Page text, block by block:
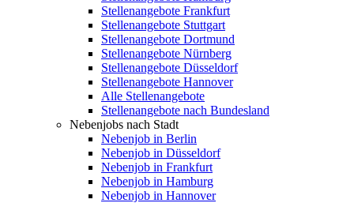
Stellenangebote Frankfurt
Stellenangebote Stuttgart
Stellenangebote Dortmund
Stellenangebote Nürnberg
Stellenangebote Düsseldorf
Stellenangebote Hannover
Alle Stellenangebote
Stellenangebote nach Bundesland
Nebenjobs nach Stadt
Nebenjob in Berlin
Nebenjob in Düsseldorf
Nebenjob in Frankfurt
Nebenjob in Hamburg
Nebenjob in Hannover